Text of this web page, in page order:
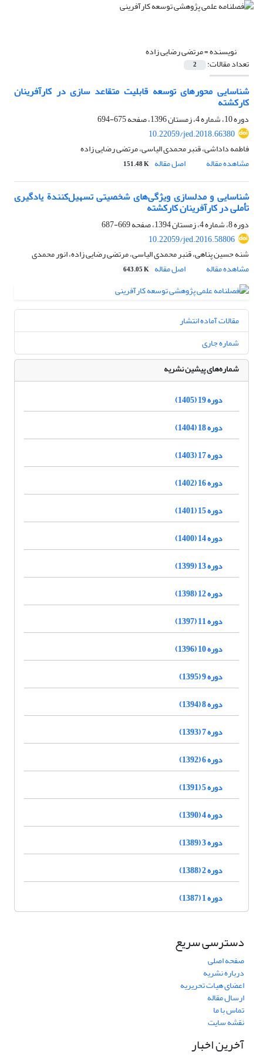
نویسنده =مرتضی رضایی زاده
تعداد مقالات: 2
شناسایی محورهای توسعه قابلیت متقاعد سازی در کارآفرینان
کارکشته
دوره 10، شماره 4، زمستان 1396، صفحه
675-694
10.22059/jed.2018.66380
فاطمه داداشی، قنبر محمدی الیاسی، مرتضی رضایی زاده
مشاهده مقاله
اصل مقاله 151.48 K
شناسایی و مدلسازی ویژگی‌های شخصیتی تسهیل‌کنندة یادگیری
تأملی در کارآفرینان کارکشته
دوره 8، شماره 4، زمستان 1394، صفحه
669-687
10.22059/jed.2016.58806
شنه حسین پناهی، قنبر محمدی الیاسی، مرتضی رضایی زاده، انور محمدی
مشاهده مقاله
اصل مقاله 643.05 K
مقالات آماده انتشار
شماره جاری
شماره‌های پیشین نشریه
دوره 19 (1405)
دوره 18 (1404)
دوره 17 (1403)
دوره 16 (1402)
دوره 15 (1401)
دوره 14 (1400)
دوره 13 (1399)
دوره 12 (1398)
دوره 11 (1397)
دوره 10 (1396)
دوره 9 (1395)
دوره 8 (1394)
دوره 7 (1393)
دوره 6 (1392)
دوره 5 (1391)
دوره 4 (1390)
دوره 3 (1389)
دوره 2 (1388)
دوره 1 (1387)
دسترسی سریع
صفحه اصلی
درباره نشریه
اعضای هیات تحریریه
ارسال مقاله
تماس با ما
نقشه سایت
آخرین اخبار